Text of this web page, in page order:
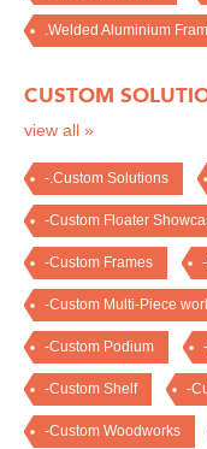
.Welded Aluminium
CUSTOM
view all »
-.Custom Solutions
-Custom Floater
-Custom Frames
-Custom Multi-Piece
-Custom Podium
-Custom Shelf -
-Custom Woodworks